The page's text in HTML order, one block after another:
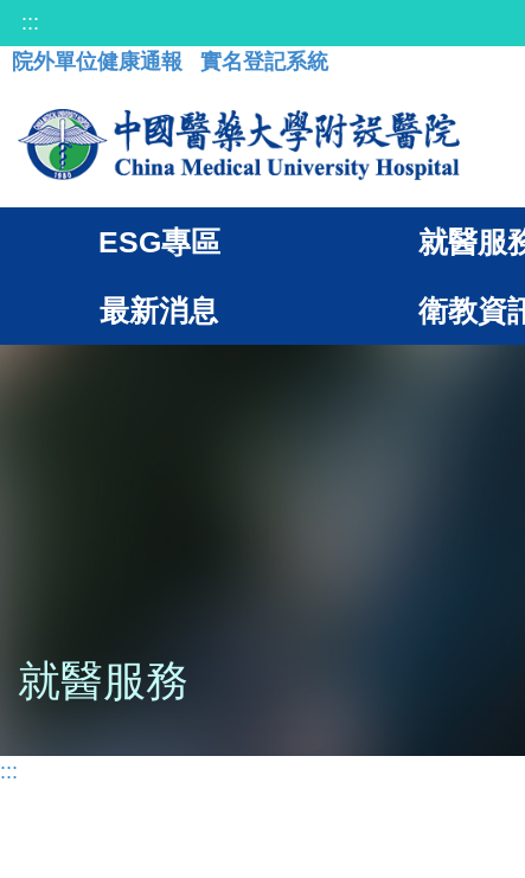
:::
院外單位健康通報
實名登記系統
ESG專區 就醫服
最新消息 衛教資
就醫服務
:::